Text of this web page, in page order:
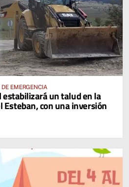
EMERGENCIA
estabilizará un talud en la
con una inversión